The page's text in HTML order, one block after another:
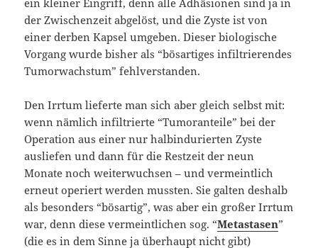
ein kleiner Eingriff, denn alle Adhäsionen sind ja in
der Zwischenzeit abgelöst, und die Zyste ist von
einer derben Kapsel umgeben. Dieser biologische
Vorgang wurde bisher als “bösartiges infiltrierendes
Tumorwachstum” fehlverstanden.
Den Irrtum lieferte man sich aber gleich selbst mit:
wenn nämlich infiltrierte “Tumoranteile” bei der
Operation aus einer nur halbindurierten Zyste
ausliefen und dann für die Restzeit der neun
Monate noch weiterwuchsen – und vermeintlich
erneut operiert werden mussten. Sie galten deshalb
als besonders “bösartig”, was aber ein großer Irrtum
war, denn diese vermeintlichen sog. “Metastasen”
(die es in dem Sinne ja überhaupt nicht gibt)